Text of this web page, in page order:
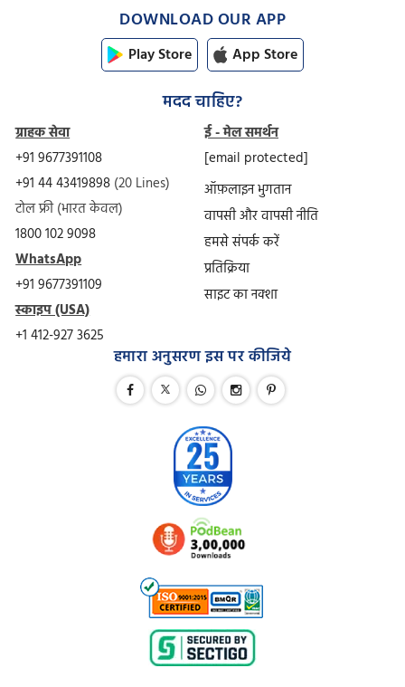
DOWNLOAD OUR APP
Play Store App Store
मदद चाहिए?
ग्राहक सेवा
+91 9677391108
+91 44 43419898 (20 Lines)
टोल फ्री (भारत केवल)
1800 102 9098
WhatsApp
+91 9677391109
स्काइप (USA)
+1 412-927 3625
ई - मेल समर्थन
[email protected]
ऑफ़लाइन भुगतान
वापसी और वापसी नीति
हमसे संपर्क करें
प्रतिक्रिया
साइट का नक्शा
हमारा अनुसरण इस पर कीजिये